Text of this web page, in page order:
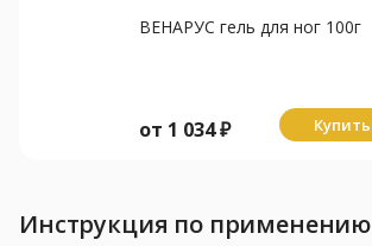
ВЕНАРУС гель для ног 100г
от 1 034₽ Купить
Инструкция по применению